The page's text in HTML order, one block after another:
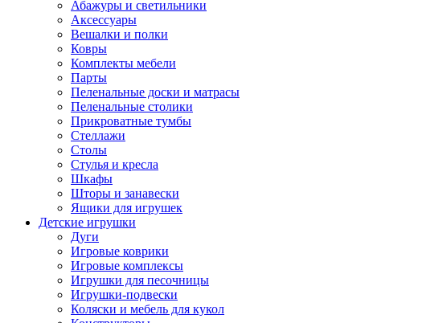
Абажуры и светильники
Аксессуары
Вешалки и полки
Ковры
Комплекты мебели
Парты
Пеленальные доски и матрасы
Пеленальные столики
Прикроватные тумбы
Стеллажи
Столы
Стулья и кресла
Шкафы
Шторы и занавески
Ящики для игрушек
Детские игрушки
Дуги
Игровые коврики
Игровые комплексы
Игрушки для песочницы
Игрушки-подвески
Коляски и мебель для кукол